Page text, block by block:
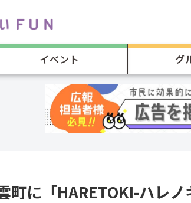
イベント グ
町に「HARETOKI-ハレ